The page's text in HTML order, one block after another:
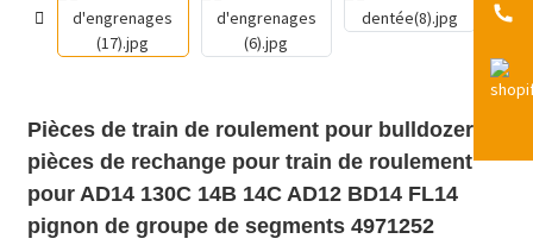
Pièces de train de roulement pour bulldozer,
pièces de rechange pour train de roulement
pour AD14 130C 14B 14C AD12 BD14 FL14
pignon de groupe de segments 4971252